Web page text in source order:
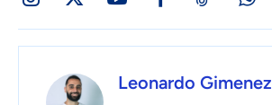
Leonardo Gimenez